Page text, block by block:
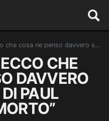
penso davvero sulla teoria di Paul McCartney morto”
CHE
DAVVERO
PAUL